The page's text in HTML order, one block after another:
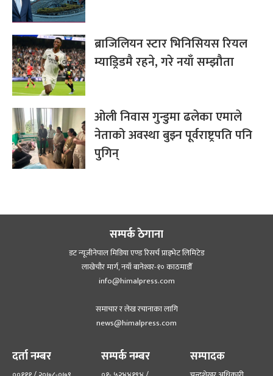
ब्राजिलियन स्टार भिनिसियस रियल
म्याड्रिडमै रहने, गरे नयाँ सम्झौता
ओली निवास गुन्डुमा ढलेका एमाले
नेताको अवस्था बुझ्न पूर्वराष्ट्रपति पनि
पुगिन्
सम्पर्क ठेगाना
डट न्यूजीनेपाल मिडिया एण्ड रिसर्च प्राइभेट लिमिटेड
लाखेचौर मार्ग, नयाँ बानेश्‍वर-१० काठमाडौँ
info@himalpress.com
समाचार र लेख रचानाका लागि
news@himalpress.com
दर्ता नम्बर सम्पर्क नम्बर सम्पादक